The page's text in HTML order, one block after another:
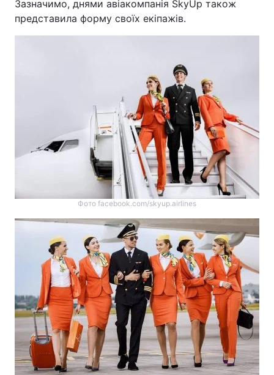
Зазначимо, днями авіакомпанія SkyUp також
представила форму своїх екіпажів.
Фото facebook.com/skyup.airlines